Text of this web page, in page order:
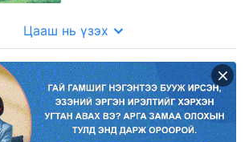
Цааш нь үзэх